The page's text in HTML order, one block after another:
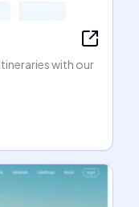
with our